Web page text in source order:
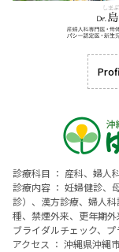
診療科目 ： 産科、婦人
診療内容 ： 妊婦健診、
診）、漢方診療、婦人
種、禁煙外来、更年期外
ブライダルチェック、
アクセス ： 沖縄県沖縄